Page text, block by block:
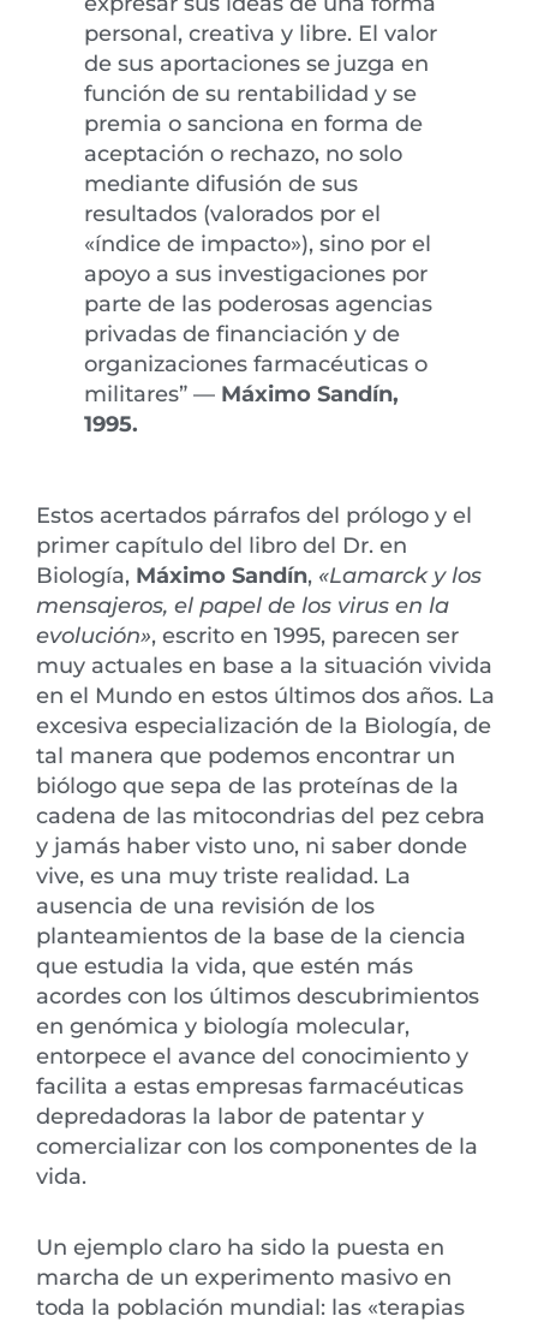
personal, creativa y libre. El valor
de sus aportaciones se juzga en
función de su rentabilidad y se
premia o sanciona en forma de
aceptación o rechazo, no solo
mediante difusión de sus
resultados (valorados por el
«índice de impacto»), sino por el
apoyo a sus investigaciones por
parte de las poderosas agencias
privadas de financiación y de
organizaciones farmacéuticas o
militares” — Máximo Sandín,
1995.
Estos acertados párrafos del prólogo y el
primer capítulo del libro del Dr. en
Biología, Máximo Sandín, «Lamarck y los
mensajeros, el papel de los virus en la
evolución», escrito en 1995, parecen ser
muy actuales en base a la situación vivida
en el Mundo en estos últimos dos años. La
excesiva especialización de la Biología, de
tal manera que podemos encontrar un
biólogo que sepa de las proteínas de la
cadena de las mitocondrias del pez cebra
y jamás haber visto uno, ni saber donde
vive, es una muy triste realidad. La
ausencia de una revisión de los
planteamientos de la base de la ciencia
que estudia la vida, que estén más
acordes con los últimos descubrimientos
en genómica y biología molecular,
entorpece el avance del conocimiento y
facilita a estas empresas farmacéuticas
depredadoras la labor de patentar y
comercializar con los componentes de la
vida.
Un ejemplo claro ha sido la puesta en
marcha de un experimento masivo en
toda la población mundial: las «terapias